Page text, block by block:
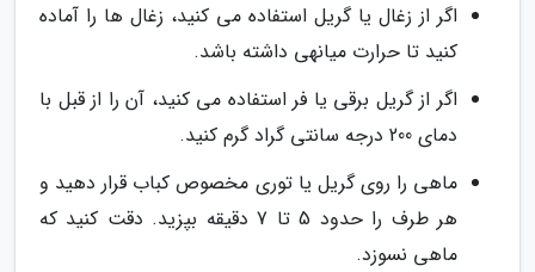
اگر از زغال یا گریل استفاده می کنید، زغال ها را آماده
کنید تا حرارت میانهی داشته باشد.
اگر از گریل برقی یا فر استفاده می کنید، آن را از قبل با
دمای 200 درجه سانتی گراد گرم کنید.
ماهی را روی گریل یا توری مخصوص کباب قرار دهید و
هر طرف را حدود 5 تا 7 دقیقه بپزید. دقت کنید که
ماهی نسوزد.